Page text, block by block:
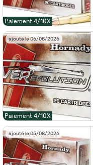
Paiement 4/10X
ajouté le 06/08/2026
Paiement 4/10X
ajouté le 05/08/2026